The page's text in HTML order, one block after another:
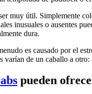
muy útil. Simplemente
inusuales o ausentes
dura.
es causado por el
varían de un caballo a
pueden